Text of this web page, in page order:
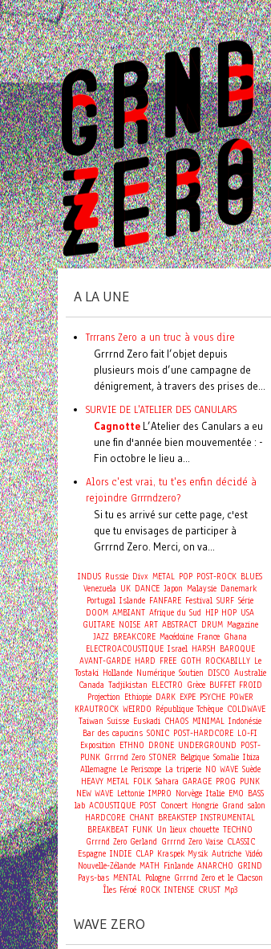
A LA UNE
Trrrans Zero a un truc à vous dire
Grrrnd Zero fait l’objet depuis
plusieurs mois d’une campagne de
dénigrement, à travers des prises de...
SURVIE DE L'ATELIER DES CANULARS
Cagnotte L’Atelier des Canulars a eu
une fin d'année bien mouvementée : -
Fin octobre le lieu a...
Alors c'est vrai, tu t'es enfin décidé à
rejoindre Grrrndzero?
Si tu es arrivé sur cette page, c'est
que tu envisages de participer à
Grrrnd Zero. Merci, on va...
INDUS Russie Divx METAL POP POST-ROCK BLUES
Venezuela UK DANCE Japon Malaysie Danemark
Portugal Islande FANFARE Festival SURF Série
DOOM AMBIANT Afrique du Sud HIP HOP USA
GUITARE NOISE ART ABSTRACT DRUM Magazine
JAZZ BREAKCORE Macédoine France Ghana
ELECTROACOUSTIQUE Israel HARSH BAROQUE
AVANT-GARDE HARD FREE GOTH ROCKABILLY Le
Tostaki Hollande Numérique Soutien DISCO Australie
Canada Tadjikistan ELECTRO Grèce BUFFET FROID
Projection Ethiopie DARK EXPE PSYCHE POWER
KRAUTROCK WEIRDO République Tchèque COLDWAVE
Taiwan Suisse Euskadi CHAOS MINIMAL Indonésie
Bar des capucins SONIC POST-HARDCORE LO-FI
Exposition ETHNO DRONE UNDERGROUND POST-
PUNK Grrrnd Zero STONER Belgique Somalie Ibiza
Allemagne Le Periscope La triperie NO WAVE Suède
HEAVY METAL FOLK Sahara GARAGE PROG PUNK
NEW WAVE Lettonie IMPRO Norvège Italie EMO BASS
lab ACOUSTIQUE POST Concert Hongrie Grand salon
HARDCORE CHANT BREAKSTEP INSTRUMENTAL
BREAKBEAT FUNK Un lieux chouette TECHNO
Grrrnd Zero Gerland Grrrnd Zero Vaise CLASSIC
Espagne INDIE CLAP Kraspek Mysik Autriche Vidéo
Nouvelle-Zélande MATH Finlande ANARCHO GRIND
Pays-bas MENTAL Pologne Grrrnd Zero et le Clacson
Îles Féroé ROCK INTENSE CRUST Mp3
WAVE ZERO